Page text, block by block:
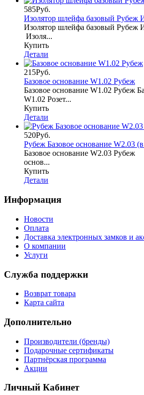
585Руб.
Изолятор шлейфа базовый Рубеж
Изолятор шлейфа базовый Рубеж
Изоля...
Купить
Детали
215Руб.
Базовое основание W1.02 Рубеж
Базовое основание W1.02 Рубеж
W1.02 Розет...
Купить
Детали
520Руб.
Рубеж Базовое основание W2.03
Базовое основание W2.03 Рубеж
основ...
Купить
Детали
Информация
Новости
Оплата
Доставка электронных замков и
О компании
Услуги
Служба поддержки
Возврат товара
Карта сайта
Дополнительно
Производители (бренды)
Подарочные сертификаты
Партнёрская программа
Акции
Личный Кабинет